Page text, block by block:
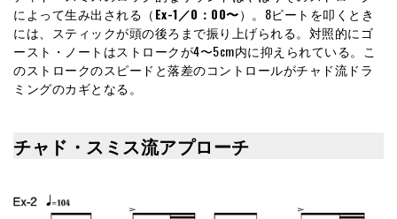
によって生み出される（Ex-1／0：00〜）。8ビートを叩くとき
には、スティックが頭の後ろまで振り上げられる。対照的にゴ
ースト・ノートはストロークが4〜5cm内に抑えられている。こ
のストロークのスピードと落差のコントロールがチャド流ドラ
ミングのカギとなる。
チャド・スミス流アプローチ